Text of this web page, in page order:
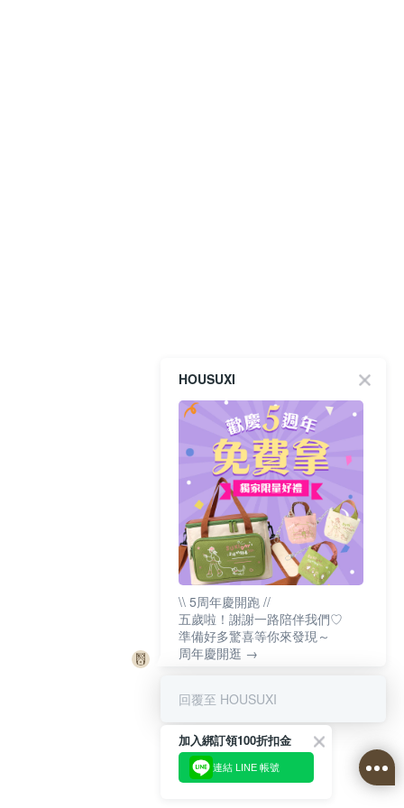
HOUSUXI
\\ 5周年慶開跑 //
五歲啦！謝謝一路陪伴我們♡
準備好多驚喜等你來發現～
周年慶開逛 →
回覆至 HOUSUXI
加入綁訂領100折扣金
連結 LINE 帳號